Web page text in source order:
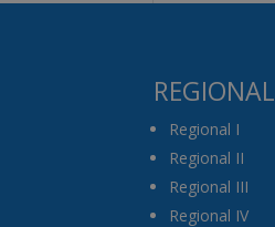
REGIONAL
Regional I
Regional II
Regional III
Regional IV